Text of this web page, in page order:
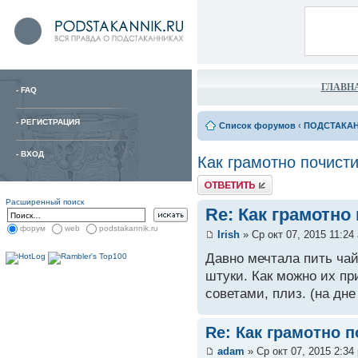
- FAQ
- РЕГИСТРАЦИЯ
- ВХОД
Расширенный поиск
форум web podstakannik.ru
Список форумов ‹
Как грамотно
Re: Как
Irish » Ср окт 07, 2015 11:24
Давно мечтала пить
штуки. Как можно их
советами, плиз. (на
Re: Как грамотно
adam » Ср окт 07, 2015 2:34